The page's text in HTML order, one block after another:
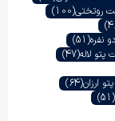
روتختی(100)
نفره(51)
پتو لاله(47)
پتو ارزان(64)
(51)